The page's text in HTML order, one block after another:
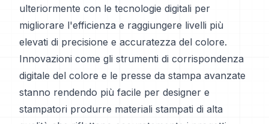
ulteriormente con le tecnologie digitali per
migliorare l'efficienza e raggiungere livelli più
elevati di precisione e accuratezza del colore.
Innovazioni come gli strumenti di corrispondenza
digitale del colore e le presse da stampa avanzate
stanno rendendo più facile per designer e
stampatori produrre materiali stampati di alta